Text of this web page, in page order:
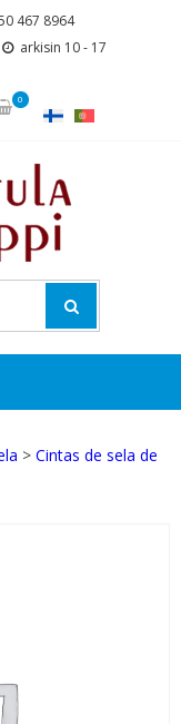
467 8964
arkisin 10 - 17
0
> Cintas de sela de